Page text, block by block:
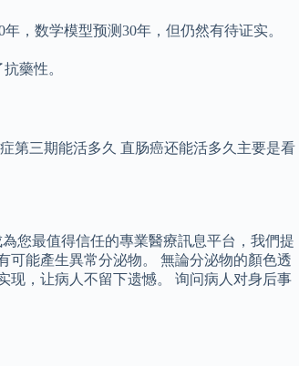
，数学模型预测30年，但仍然有待证实。
藥性。
第三期能活多久 直肠癌还能活多久主要是看
您最值得信任的專業醫療訊息平台，我們提
可能產生異常分泌物。 無論分泌物的顏色透
现，让病人不留下遗憾。 询问病人对身后事